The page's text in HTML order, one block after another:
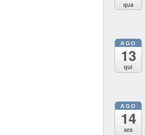
qua
AGO
13
qui
AGO
14
sex